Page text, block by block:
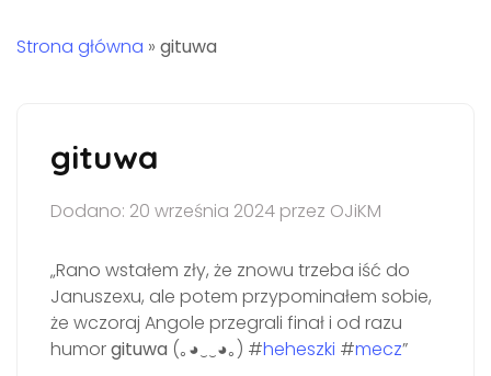
Strona główna » gituwa
gituwa
Dodano: 20 września 2024 przez OJiKM
„Rano wstałem zły, że znowu trzeba iść do
Januszexu, ale potem przypominałem sobie,
że wczoraj Angole przegrali finał i od razu
humorgituwa (｡◕‿‿◕｡) #heheszki #mecz”